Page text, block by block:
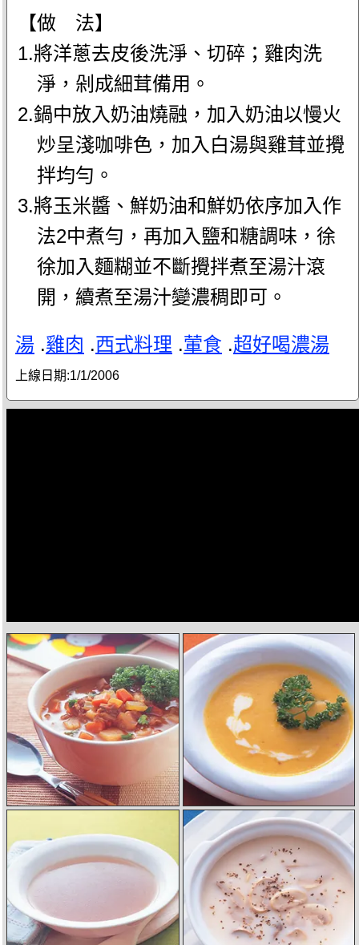
【做 法】
1.將洋蔥去皮後洗淨、切碎；雞肉洗
淨，剁成細茸備用。
2.鍋中放入奶油燒融，加入奶油以慢火
炒呈淺咖啡色，加入白湯與雞茸並攪
拌均勻。
3.將玉米醬、鮮奶油和鮮奶依序加入作
法2中煮勻，再加入鹽和糖調味，徐
徐加入麵糊並不斷攪拌煮至湯汁滾
開，續煮至湯汁變濃稠即可。
湯 .雞肉 .西式料理 .葷食 .超好喝濃湯
上線日期:1/1/2006